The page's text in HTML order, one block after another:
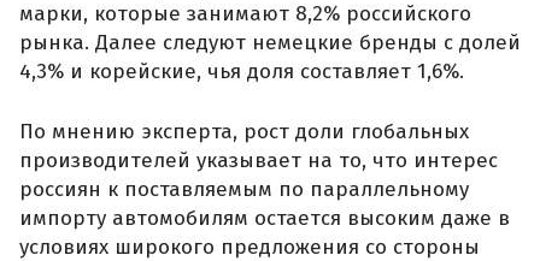
марки, которые занимают 8,2% российского
рынка. Далее следуют немецкие бренды с долей
4,3% и корейские, чья доля составляет 1,6%.
По мнению эксперта, рост доли глобальных
производителей указывает на то, что интерес
россиян к поставляемым по параллельному
импорту автомобилям остается высоким даже в
условиях широкого предложения со стороны